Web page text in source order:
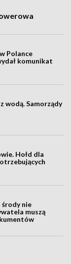
Polance
komunikat
wodą. Samorządy
Hołd dla
nie
muszą